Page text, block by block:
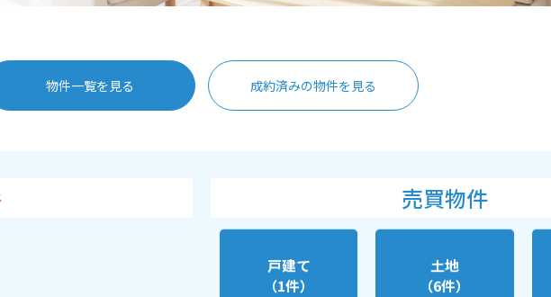
物件一覧を見る 成約済みの物件を見る
売買物件
戸建て
（1件）
土地
（6件）